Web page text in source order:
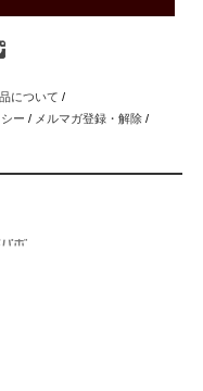
について /
ー / メルマガ登録・解除 /